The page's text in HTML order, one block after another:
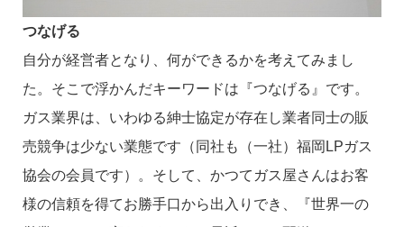
つなげる
自分が経営者となり、何ができるかを考えてみまし
た。そこで浮かんだキーワードは『つなげる』です。
ガス業界は、いわゆる紳士協定が存在し業者同士の販
売競争は少ない業態です（同社も（一社）福岡LPガス
協会の会員です）。そして、かつてガス屋さんはお客
様の信頼を得てお勝手口から出入りでき、『世界一の